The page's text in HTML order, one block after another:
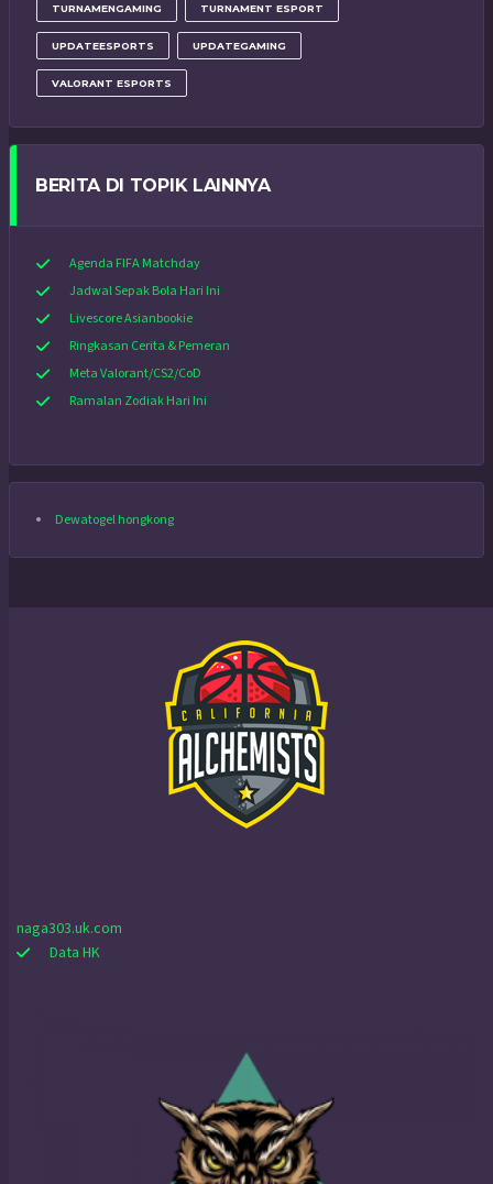
TURNAMENGAMING TURNAMENT ESPORT
UPDATEESPORTS UPDATEGAMING
VALORANT ESPORTS
BERITA DI TOPIK LAINNYA
Agenda FIFA Matchday
Jadwal Sepak Bola Hari Ini
Livescore Asianbookie
Ringkasan Cerita & Pemeran
Meta Valorant/CS2/CoD
Ramalan Zodiak Hari Ini
Dewatogel hongkong
naga303.uk.com
Data HK